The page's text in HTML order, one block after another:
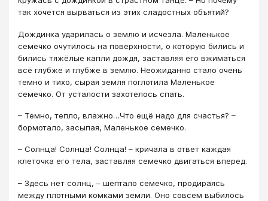
так хочется вырваться из этих сладостных объятий?
Дождинка ударилась о землю и исчезла. Маленькое
семечко очутилось на поверхности, о которую бились и
бились тяжёлые капли дождя, заставляя его вжиматься
всё глубже и глубже в землю. Неожиданно стало очень
темно и тихо, сырая земля поглотила Маленькое
семечко. От усталости захотелось спать.
– Темно, тепло, влажно…Что ещё надо для счастья? –
бормотало, засыпая, Маленькое семечко.
– Солнца! Солнца! Солнца! – кричала в ответ каждая
клеточка его тела, заставляя семечко двигаться вперед.
– Здесь нет солнц, – шептало семечко, продираясь
между плотными комками земли. Оно совсем выбилось